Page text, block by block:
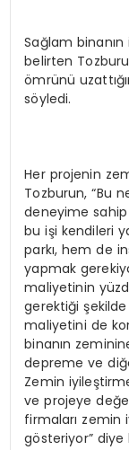
Sağlam
belirten
ömrünü
söyledi.
Her projenin
Tozburun, “Bu
deneyime
bu işi kendileri
parkı, hem de
yapmak
maliyetinin
gerektiği şekilde
maliyetini de
binanın
depreme ve
Zemin
ve projeye
firmaları zemin
gösteriyor” diye